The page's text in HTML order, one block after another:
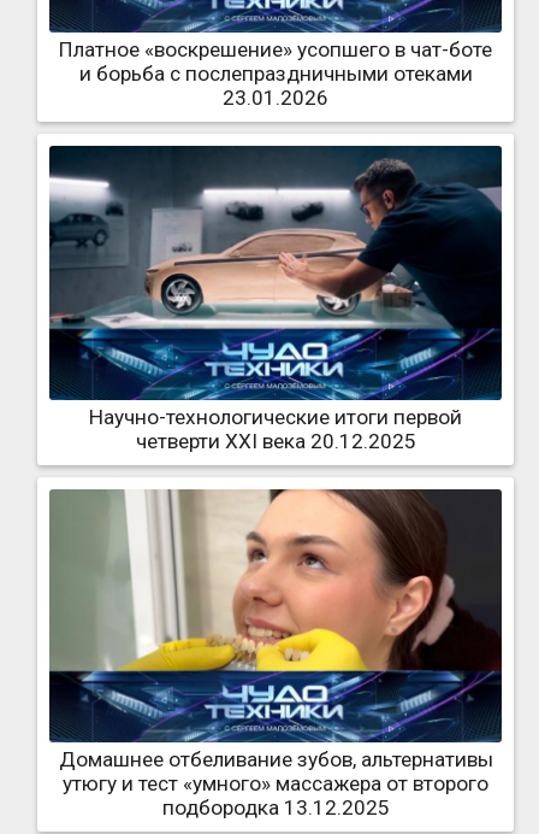
Платное «воскрешение» усопшего в чат-боте
и борьба с послепраздничными отеками
23.01.2026
Научно-технологические итоги первой
четверти XXI века 20.12.2025
Домашнее отбеливание зубов, альтернативы
утюгу и тест «умного» массажера от второго
подбородка 13.12.2025